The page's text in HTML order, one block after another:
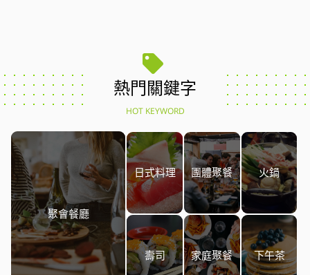
熱門關鍵字
HOT KEYWORD
聚會餐廳
日式料理 團體聚餐 火鍋
壽司 家庭聚餐 下午茶